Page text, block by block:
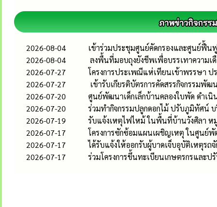
2026-08-04
เข้าร่วมประชุมศูนย์คัดกรองและศูนย์ฟื้น
2026-08-04
ลงพื้นที่มอบถุงยังชีพเพื่อบรรเทาความ
2026-07-27
โครงการประเพณีแห่เทียนเข้าพรรษา
2026-07-27
เข้ารับเกียรติบัตรการคัดสรรกิจกรรมพั
2026-07-20
ศูนย์พัฒนาเด็กเล็กบ้านคลองใบพัด ดำเนิ
2026-07-20
ร่วมทำกิจกรรมปลูกดอกไม้ ปรับภูมิทัศน์
2026-07-19
รับแจ้งเหตุไฟไหม้ ในพื้นที่บ้านวังศิลา ห
2026-07-17
โครงการซักซ้อมแผนเผชิญเหตุ ในศูนย์
2026-07-17
ได้รับแจ้งให้ออกรับผู้บาดเจ็บอุบัติเหตุร
2026-07-17
ร่วมโครงการขึ้นทะเบียนเกษตรกรและ